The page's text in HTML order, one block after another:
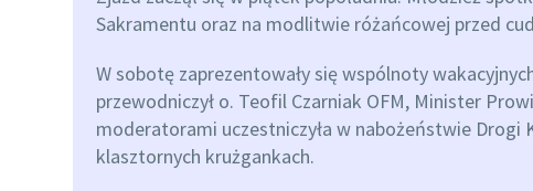
Sakramentu oraz na modlitwie różańcowej przed
W sobotę zaprezentowały się wspólnoty
przewodniczył o. Teofil Czarniak OFM, Minister
moderatorami uczestniczyła w nabożeństwie Drogi
klasztornych krużgankach.